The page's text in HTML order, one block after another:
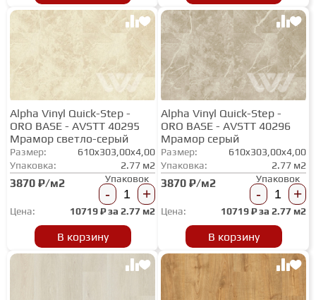
ТЕПЛЫЙ ПОЛ
ТЕРМОПАРКЕТ
ЭКОМАССИВ
МАССИВНАЯ ДОСКА
ИСКУССТВЕННАЯ ТРАВА
ИНЖЕНЕРНЫЙ МОДУЛЬ
Alpha Vinyl Quick-Step -
ORO BASE - AVSTT 40295
Мрамор светло-серый
Размер:
610x303,00x4,00
Упаковка:
2.77 м2
3870 ₽/м2 Упаковок
- +
Цена: 10719₽ за 2.77 м2
В корзину
Alpha Vinyl Quick-Step -
ORO BASE - AVSTT 40296
Мрамор серый
Размер:
610x303,00x4,00
Упаковка:
2.77 м2
3870 ₽/м2 Упаковок
- +
Цена: 10719₽ за 2.77 м2
В корзину